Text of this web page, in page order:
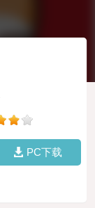
PC下载